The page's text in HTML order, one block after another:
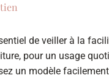
de veiller à la
pour un usage
un modèle